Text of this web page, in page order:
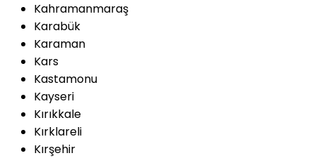
Kahramanmaraş
Karabük
Karaman
Kars
Kastamonu
Kayseri
Kırıkkale
Kırklareli
Kırşehir